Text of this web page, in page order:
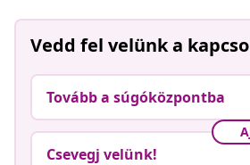
Vedd fel velünk a
Tovább a súgóközpontba
Csevegj velünk!